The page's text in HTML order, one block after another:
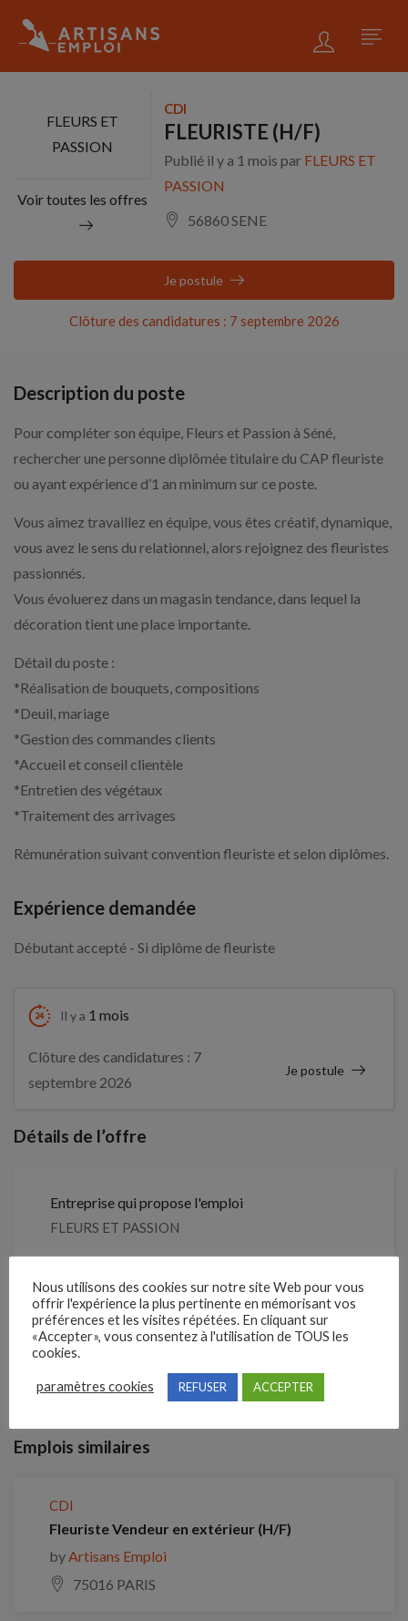
FLEURS ET
PASSION
Voir toutes les offres
CDI
FLEURISTE (H/F)
Publié il y a 1 mois par FLEURS ET
PASSION
56860 SENE
Clôture des candidatures : 7 septembre 2026
Je postule
Description du poste
Pour compléter son équipe, Fleurs et Passion à Séné,
rechercher une personne diplômée titulaire du CAP fleuriste
ou ayant expérience d’1 an minimum sur ce poste.
Vous aimez travaillez en équipe, vous êtes créatif, dynamique,
vous avez le sens du relationnel, alors rejoignez des fleuristes
passionnés.
Vous évoluerez dans un magasin tendance, dans lequel la
décoration tient une place importante.
Détail du poste :
*Réalisation de bouquets, compositions
*Deuil, mariage
*Gestion des commandes clients
*Accueil et conseil clientèle
*Entretien des végétaux
*Traitement des arrivages
Rémunération suivant convention fleuriste et selon diplômes.
Expérience demandée
Débutant accepté - Si diplôme de fleuriste
Il y a 1 mois
Clôture des candidatures : 7
septembre 2026
Je postule
Détails de l’offre
Entreprise qui propose l'emploi
FLEURS ET PASSION
210ZNZY
Clôture des candidatures : 7 septembre 2026
Je postule
Emplois similaires
CDI
Fleuriste Vendeur en extérieur (H/F)
byArtisans Emploi
75016 PARIS
Nous utilisons des cookies sur notre site Web pour vous
offrir l'expérience la plus pertinente en mémorisant vos
préférences et les visites répétées. En cliquant sur
«Accepter», vous consentez à l'utilisation de TOUS les
cookies.
paramètres cookies REFUSER ACCEPTER